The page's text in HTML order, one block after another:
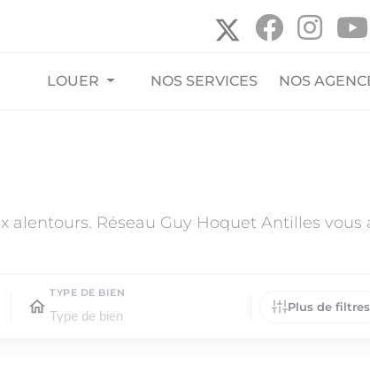
LOUER NOS SERVICES NOS
Réseau Guy Hoquet Antilles vous
TYPE DE BIEN
Plus de filtres